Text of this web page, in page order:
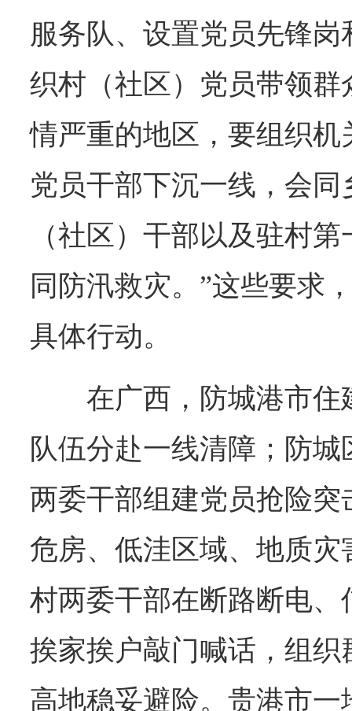
服务队、设置党员先锋
织村（社区）党员带领
情严重的地区，要组织
党员干部下沉一线，会
（社区）干部以及驻村
同防汛救灾。”这些要求
具体行动。
在广西，防城港市住
队伍分赴一线清障；防
两委干部组建党员抢险
危房、低洼区域、地质
村两委干部在断路断电
挨家挨户敲门喊话，组
高地稳妥避险。贵港市一